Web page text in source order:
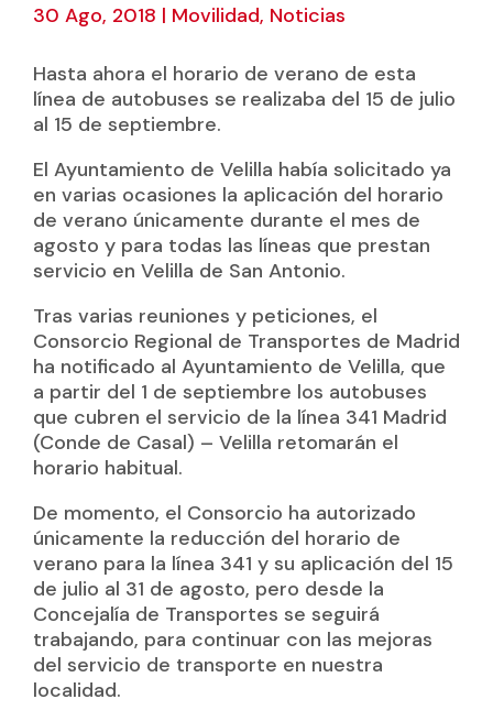
30 Ago, 2018 | Movilidad, Noticias
Hasta ahora el horario de verano de esta
línea de autobuses se realizaba del 15 de julio
al 15 de septiembre.
El Ayuntamiento de Velilla había solicitado ya
en varias ocasiones la aplicación del horario
de verano únicamente durante el mes de
agosto y para todas las líneas que prestan
servicio en Velilla de San Antonio.
Tras varias reuniones y peticiones, el
Consorcio Regional de Transportes de Madrid
ha notificado al Ayuntamiento de Velilla, que
a partir del 1 de septiembre los autobuses
que cubren el servicio de la línea 341 Madrid
(Conde de Casal) – Velilla retomarán el
horario habitual.
De momento, el Consorcio ha autorizado
únicamente la reducción del horario de
verano para la línea 341 y su aplicación del 15
de julio al 31 de agosto, pero desde la
Concejalía de Transportes se seguirá
trabajando, para continuar con las mejoras
del servicio de transporte en nuestra
localidad.